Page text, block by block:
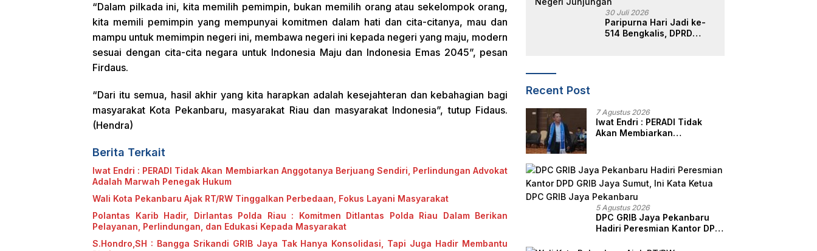
“Dalam pilkada ini, kita memilih pemimpin, bukan memilih orang atau sekelompok orang,
kita memili pemimpin yang mempunyai komitmen dalam hati dan cita-citanya, mau dan
mampu untuk memimpin negeri ini, membawa negeri ini kepada negeri yang maju, modern
sesuai dengan cita-cita negara untuk Indonesia Maju dan Indonesia Emas 2045”, pesan
Firdaus.
“Dari itu semua, hasil akhir yang kita harapkan adalah kesejahteran dan kebahagian bagi
masyarakat Kota Pekanbaru, masyarakat Riau dan masyarakat Indonesia”, tutup Fidaus.
(Hendra)
Berita Terkait
Iwat Endri : PERADI Tidak Akan Membiarkan Anggotanya Berjuang Sendiri, Perlindungan Advokat
Adalah Marwah Penegak Hukum
Wali Kota Pekanbaru Ajak RT/RW Tinggalkan Perbedaan, Fokus Layani Masyarakat
Polantas Karib Hadir, Dirlantas Polda Riau : Komitmen Ditlantas Polda Riau Dalam Berikan
Pelayanan, Perlindungan, dan Edukasi Kepada Masyarakat
S.Hondro,SH : Bangga Srikandi GRIB Jaya Tak Hanya Konsolidasi, Tapi Juga Hadir Membantu
30 Juli 2026
Paripurna Hari Jadi ke-
514 Bengkalis, DPRD
Recent Post
7 Agustus 2026
Iwat Endri : PERADI Tidak
Akan Membiarkan
Advokat Adalah Marwah
Penegak Hukum
5 Agustus 2026
DPC GRIB Jaya Pekanbaru
Hadiri Peresmian Kantor DPD